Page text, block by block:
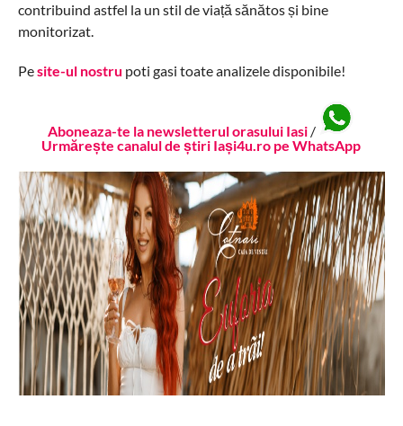
contribuind astfel la un stil de viață sănătos și bine
monitorizat.
Pesite-ul nostru poti gasi toate analizele disponibile!
Aboneaza-te la newsletterul orasului Iasi /
Urmărește canalul de știri Iași4u.ro pe WhatsApp